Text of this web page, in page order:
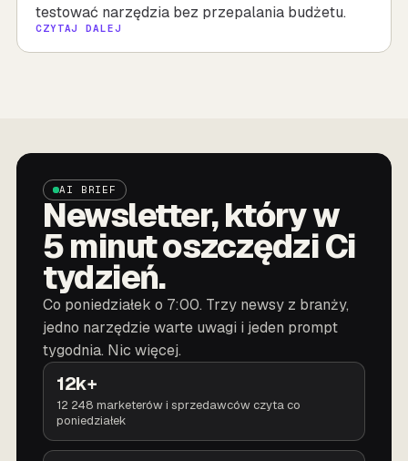
testować narzędzia bez przepalania budżetu.
CZYTAJ DALEJ
AI BRIEF
Newsletter, który w
5 minut oszczędzi Ci
tydzień.
Co poniedziałek o 7:00. Trzy newsy z branży,
jedno narzędzie warte uwagi i jeden prompt
tygodnia. Nic więcej.
12k+
12 248 marketerów i sprzedawców czyta co
poniedziałek